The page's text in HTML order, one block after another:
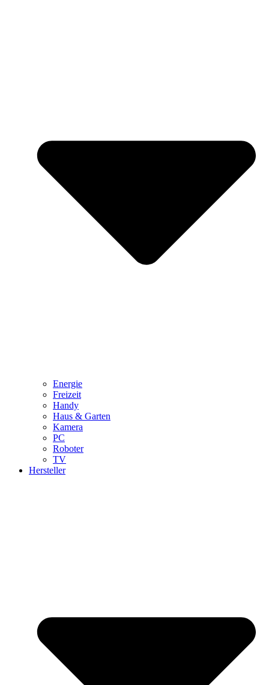
Energie
Freizeit
Handy
Haus & Garten
Kamera
PC
Roboter
TV
Hersteller